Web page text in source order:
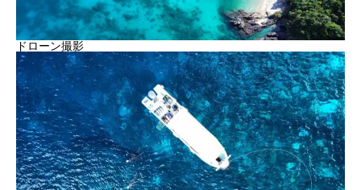
ドローン撮影